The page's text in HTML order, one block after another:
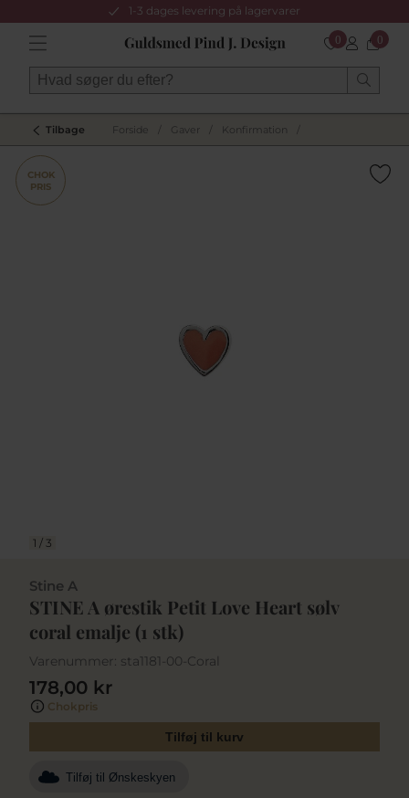
1-3 dages levering på lagervarer
0 0
Tilbage Forside Gaver Konfirmation
CHOK
PRIS
1 / 3
Stine A
STINE A ørestik Petit Love Heart sølv
coral emalje (1 stk)
Varenummer: sta1181-00-Coral
178,00 kr
Chokpris
Tilføj til kurv
Tilføj til Ønskeskyen